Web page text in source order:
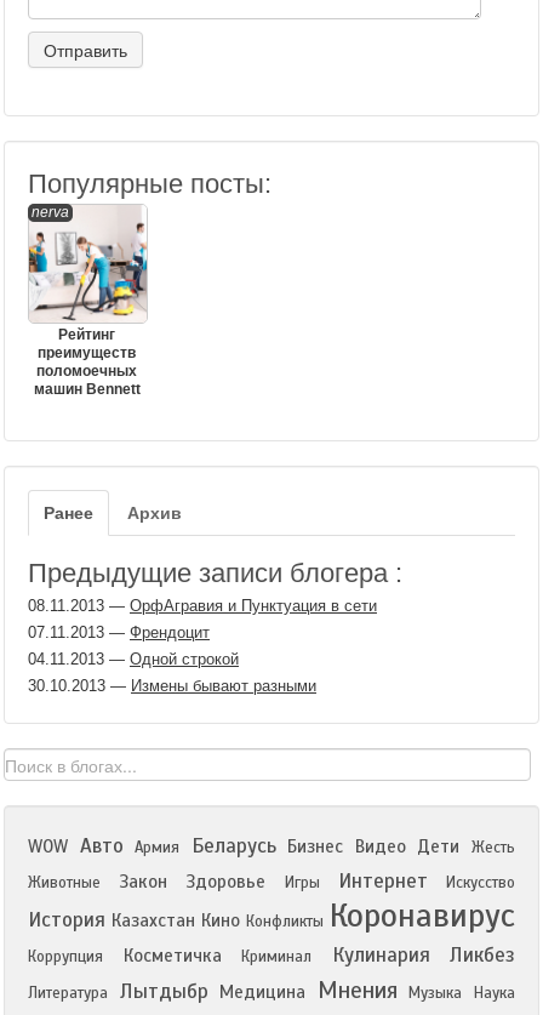
Популярные посты:
nerva
Рейтинг
преимуществ
поломоечных
машин Bennett
Ранее Архив
Предыдущие записи блогера :
08.11.2013 — ОрфАгравия и Пунктуация в сети
07.11.2013 — Френдоцит
04.11.2013 — Одной строкой
30.10.2013 — Измены бывают разными
WOW Авто Армия Беларусь Бизнес Видео Дети
Жесть
Животные
Закон Здоровье Игры Интернет Искусство
История Казахстан Кино Конфликты Коронавирус
Коррупция Косметичка Криминал Кулинария Ликбез
Литература Лытдыбр Медицина Мнения Музыка Наука